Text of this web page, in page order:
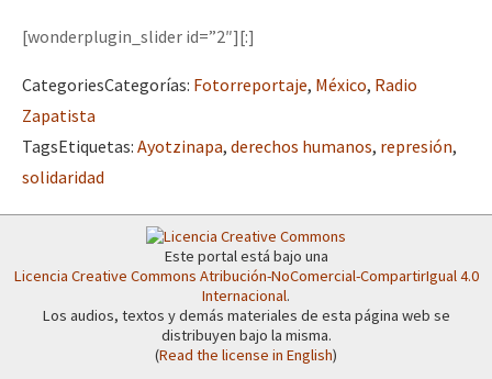
AutonomÍa y Resistencia
Migración
Presos
ETIQUETAS
MULTIMEDIA
[CDMX – 20 julio] Jornadas globales por la libertad de Jesús
“Sonhando a Terra do Bem Virá” se publica no Estado Espanhol
Se o México sabe, que o mundo saiba! Nossas lutas pela
[wonderplugin_slider id=”2″][:]
CategoriesCategorías: Fotorreportaje, México, Radio
Zapatista
TagsEtiquetas: Ayotzinapa, derechos humanos, represión,
solidaridad
Este portal está bajo una
Licencia Creative Commons Atribución-NoComercial-CompartirIgual 4.0
Internacional.
Los audios, textos y demás materiales de esta página web se
distribuyen bajo la misma.
(Read the license in English)